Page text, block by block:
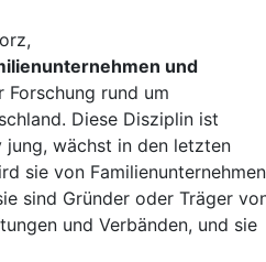
und
Forschung rund um
Diese Disziplin ist
wächst in den letzten
sie von Familienunternehmen
sind Gründer oder Träger
und Verbänden, und sie